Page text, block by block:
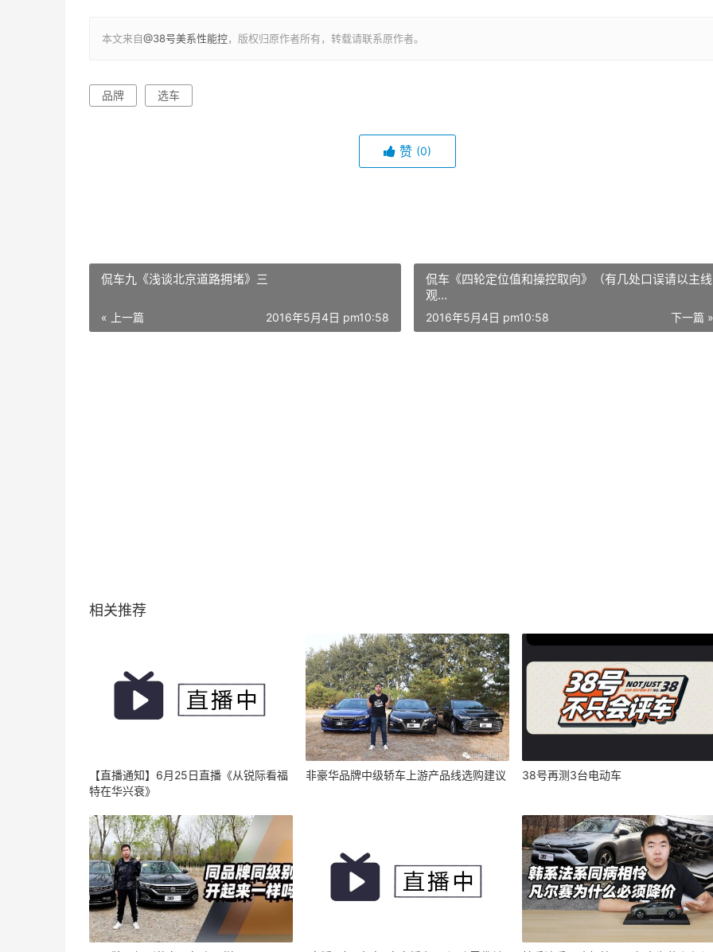
本文来自@38号美系性能控，版权归原作者所有，转载请联系原作者。
品牌 选车
赞 (0)
侃车九《浅谈北京道路拥堵》三
« 上一篇 2016年5月4日 pm10:58
侃车《四轮定位值和操控取向》（有几处口误请以主线
观…
下一篇 »
2016年5月4日 pm10:58
相关推荐
【直播通知】6月25日直播《从锐际看福
特在华兴衰》
非豪华品牌中级轿车上游产品线选购建议 38号再测3台电动车